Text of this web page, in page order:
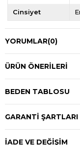
Cinsiyet
YORUMLAR(0)
ÜRÜN ÖNERILERI
BEDEN TABLOSU
GARANTİ ŞARTLARI
İADE VE DEĞİŞİM